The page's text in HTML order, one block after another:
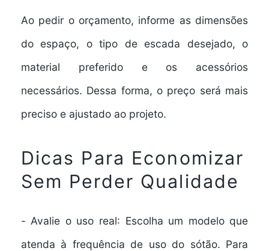
Ao pedir o orçamento, informe as dimensões
do espaço, o tipo de escada desejado, o
material preferido e os acessórios
necessários. Dessa forma, o preço será mais
preciso e ajustado ao projeto.
Dicas Para Economizar
Sem Perder Qualidade
- Avalie o uso real: Escolha um modelo que
atenda à frequência de uso do sótão. Para